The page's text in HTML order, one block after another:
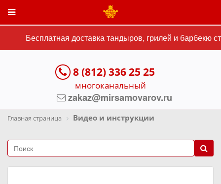
Бесплатная доставка тандыров, грилей и барбекю
8 (812) 336 25 25
многоканальный
zakaz@mirsamovarov.ru
Главная страница Видео и инструкции